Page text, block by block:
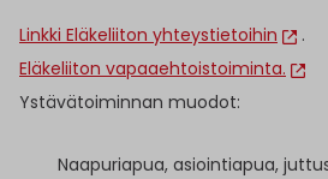
Linkki Eläkeliiton yhteystietoihin
.
Eläkeliiton vapaaehtoistoiminta.
Ystävätoiminnan muodot:
Naapuriapua, asiointiapua,